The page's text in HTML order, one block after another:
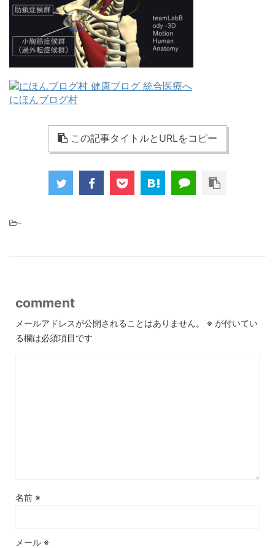
にほんブログ村
この記事タイトルとURLをコピー
-
comment
メールアドレスが公開されることはありません。 ※ が付いてい
る欄は必須項目です
名前 ※
メール ※